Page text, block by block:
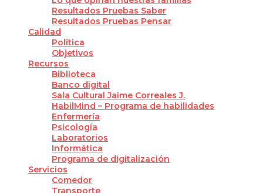
Resultados Pruebas Saber
Resultados Pruebas Pensar
Calidad
Política
Objetivos
Recursos
Biblioteca
Banco digital
Sala Cultural Jaime Correales J.
HabilMind – Programa de habilidades
Enfermería
Psicología
Laboratorios
Informática
Programa de digitalización
Servicios
Comedor
Transporte